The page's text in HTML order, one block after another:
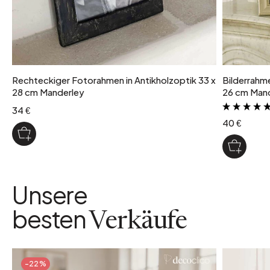
Rechteckiger Fotorahmen in Antikholzoptik 33 x
28 cm Manderley
34 €
26 cm
40 €
Unsere
bestenVerkäufe
-22%